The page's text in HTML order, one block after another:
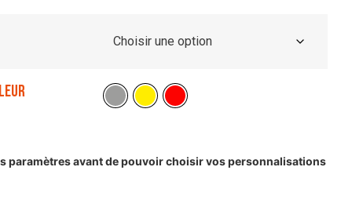
paramètres avant de pouvoir choisir vos personnalisations